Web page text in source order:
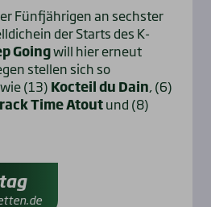
Fünfjährigen an sechster
der Starts des K-
Goingwill hier erneut
stellen sich so
(13) Kocteil du Dain, (6)
Time Atoutund (8)